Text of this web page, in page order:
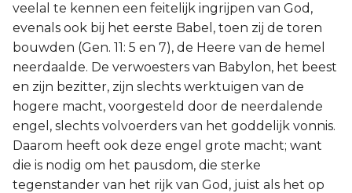
veelal te kennen een feitelijk ingrijpen van God,
evenals ook bij het eerste Babel, toen zij de toren
bouwden (Gen. 11: 5 en 7), de Heere van de hemel
neerdaalde. De verwoesters van Babylon, het beest
en zijn bezitter, zijn slechts werktuigen van de
hogere macht, voorgesteld door de neerdalende
engel, slechts volvoerders van het goddelijk vonnis.
Daarom heeft ook deze engel grote macht; want
die is nodig om het pausdom, die sterke
tegenstander van het rijk van God, juist als het op